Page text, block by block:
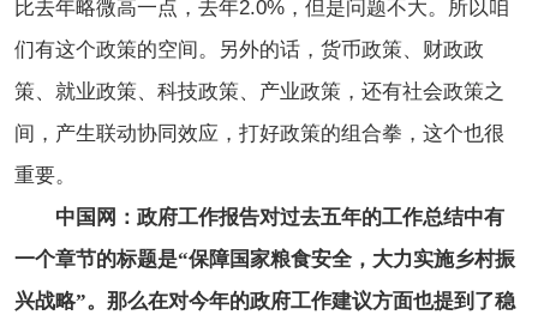
比去年略微高一点，去年2.0%，但是问题不大。所以咱
们有这个政策的空间。另外的话，货币政策、财政政
策、就业政策、科技政策、产业政策，还有社会政策之
间，产生联动协同效应，打好政策的组合拳，这个也很
重要。
中国网：政府工作报告对过去五年的工作总结中有
一个章节的标题是“保障国家粮食安全，大力实施乡村振
兴战略”。那么在对今年的政府工作建议方面也提到了稳